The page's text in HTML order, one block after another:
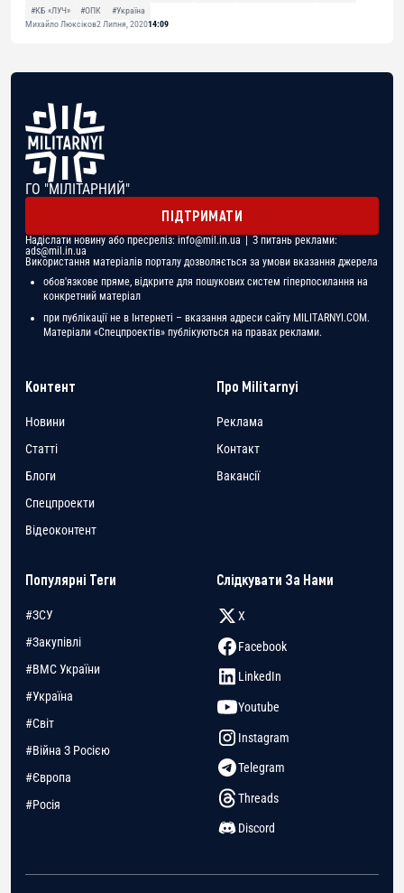
#КБ «ЛУЧ»
#ОПК
#Україна
Михайло Люксіков2 Липня, 202014:09
ГО "МІЛІТАРНИЙ"
ПІДТРИМАТИ
Надіслати новину або пресреліз: info@mil.in.ua | З питань реклами:
ads@mil.in.ua
Використання матеріалів порталу дозволяється за умови вказання джерела
обов'язкове пряме, відкрите для пошукових систем гіперпосилання на
конкретний матеріал
при публікації не в Інтернеті – вказання адреси сайту MILITARNYI.COM.
Матеріали «Спецпроектів» публікуються на правах реклами.
Контент
Новини
Статті
Блоги
Спецпроекти
Відеоконтент
Про Militarnyi
Реклама
Контакт
Вакансії
Популярні Теги
#ЗСУ
#Закупівлі
#ВМС України
#Україна
#Світ
#Війна З Росією
#Європа
#Росія
Слідкувати За Нами
X
Facebook
LinkedIn
Youtube
Instagram
Telegram
Threads
Discord